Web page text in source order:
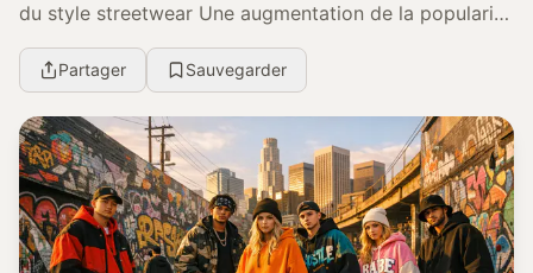
du style streetwear Une augmentation de la popularité
pendant plus de 20 ans. Comment le stre...
Partager Sauvegarder